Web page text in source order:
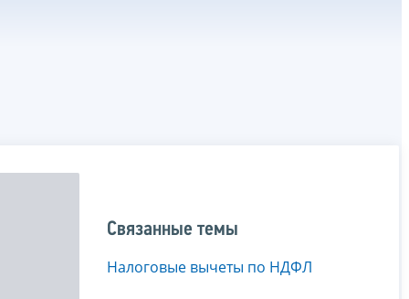
Связанные темы
Налоговые вычеты по НДФЛ